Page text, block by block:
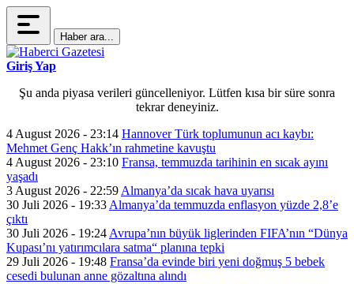
Haber ara...
Giriş Yap
Şu anda piyasa verileri güncelleniyor. Lütfen kısa bir süre sonra
tekrar deneyiniz.
4 August 2026 - 23:14 Hannover Türk toplumunun acı kaybı:
Mehmet Genç Hakk’ın rahmetine kavuştu
4 August 2026 - 23:10 Fransa, temmuzda tarihinin en sıcak ayını
yaşadı
3 August 2026 - 22:59 Almanya’da sıcak hava uyarısı
30 Juli 2026 - 19:33 Almanya’da temmuzda enflasyon yüzde 2,8’e
çıktı
30 Juli 2026 - 19:24 Avrupa’nın büyük liglerinden FIFA’nın “Dünya
Kupası’nı yatırımcılara satma“ planına tepki
29 Juli 2026 - 19:48 Fransa’da evinde biri yeni doğmuş 5 bebek
cesedi bulunan anne gözaltına alındı